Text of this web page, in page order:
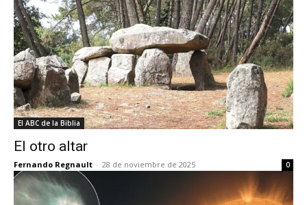
El ABC de la Biblia
El otro altar
Fernando Regnault - 28 de noviembre de 2025 0